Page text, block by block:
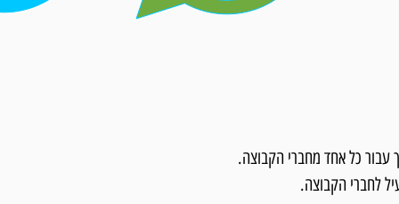
עבור כל אחד מחברי הקבוצה.
לחברי הקבוצה.